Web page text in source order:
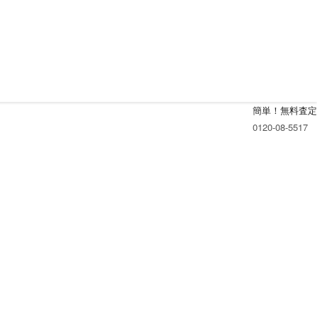
簡単！無料査定
0120-08-5517